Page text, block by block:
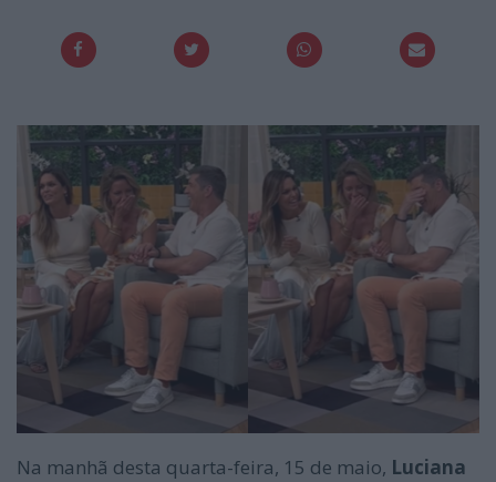
Na manhã desta quarta-feira, 15 de maio, Luciana